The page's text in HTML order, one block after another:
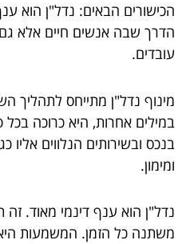
הכישורים הבאים: נדל"ן
הדרך שבה אנשים חיים אלא
עובדים.
מינוף נדל"ן מתייחס לתהליך
במילים אחרות, היא כרוכה
בנכס ובשירותים הנלווים אליו
ומימון.
נדל"ן הוא ענף דינמי מאוד. זה
משתנה כל הזמן. המשמעות